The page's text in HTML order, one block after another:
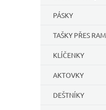
PÁSKY
TAŠKY PŘES
KLÍČENKY
AKTOVKY
DEŠTNÍKY